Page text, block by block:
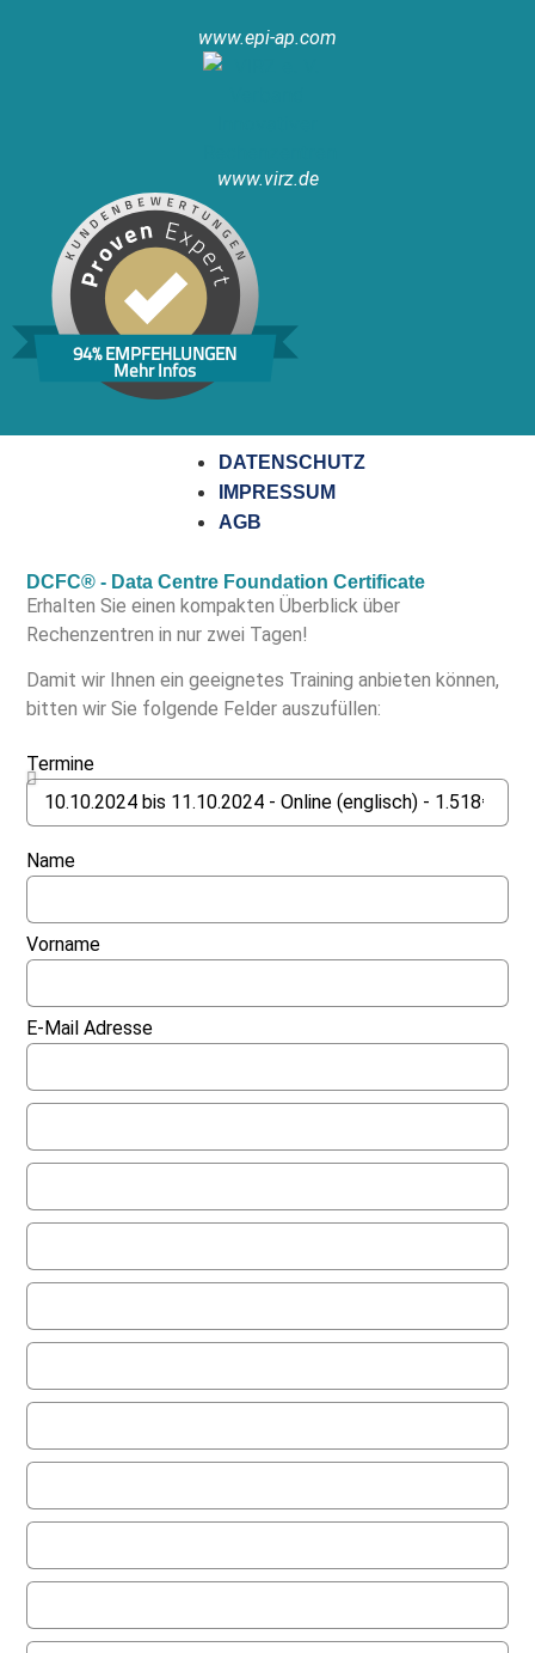
www.epi-ap.com
www.virz.de
94% EMPFEHLUNGEN
Mehr Infos
DATENSCHUTZ
IMPRESSUM
AGB
DCFC® - Data Centre Foundation Certificate
Erhalten Sie einen kompakten Überblick über
Rechenzentren in nur zwei Tagen!
Damit wir Ihnen ein geeignetes Training anbieten können,
bitten wir Sie folgende Felder auszufüllen:
Termine
Name
Vorname
E-Mail Adresse